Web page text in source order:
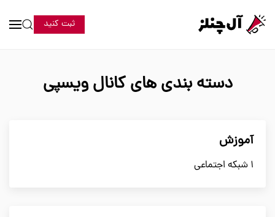
ثبت کنید
دسته بندی های کانال ویسپی
آموزش
1 شبکه اجتماعی